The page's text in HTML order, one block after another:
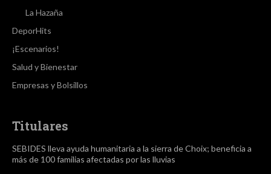
La Hazaña
DeporHits
¡Escenarios!
Salud y Bienestar
Empresas y Bolsillos
Titulares
SEBIDES lleva ayuda humanitaria a la sierra de Choix; beneficia a
más de 100 familias afectadas por las lluvias